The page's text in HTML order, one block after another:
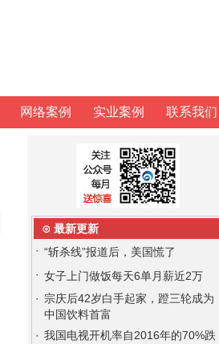
网络案例 实业案例 联系我们
⊙ 最新更新
· “斩杀线”报道后，美国慌了
· 女子上门做饭每天6单月薪近2万
· 宗庆后42岁白手起家，蹬三轮成为
中国饮料首富
· 我国电视开机率自2016年的70%跌